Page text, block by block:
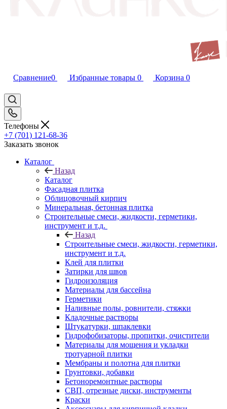
Сравнение0 Избранные товары 0 Корзина 0
Телефоны
+7 (701) 121-68-36
Заказать звонок
Каталог
Назад
Каталог
Фасадная плитка
Облицовочный кирпич
Минеральная, бетонная плитка
Строительные смеси, жидкости, герметики,
инструмент и т.д.
Назад
Строительные смеси, жидкости, герметики,
инструмент и т.д.
Клей для плитки
Затирки для швов
Гидроизоляция
Материалы для бассейна
Герметики
Наливные полы, ровнители, стяжки
Кладочные растворы
Штукатурки, шпаклевки
Гидрофобизаторы, пропитки, очистители
Материалы для мощения и укладки
тротуарной плитки
Мембраны и полотна для плитки
Грунтовки, добавки
Бетоноремонтные растворы
СВП, отрезные диски, инструменты
Краски